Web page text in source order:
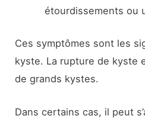
étourdissements ou
Ces symptômes sont les
kyste. La rupture de kyste
de grands kystes.
Dans certains cas, il peut